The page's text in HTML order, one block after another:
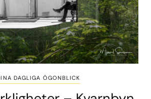
DAGLIGA ÖGONBLICK